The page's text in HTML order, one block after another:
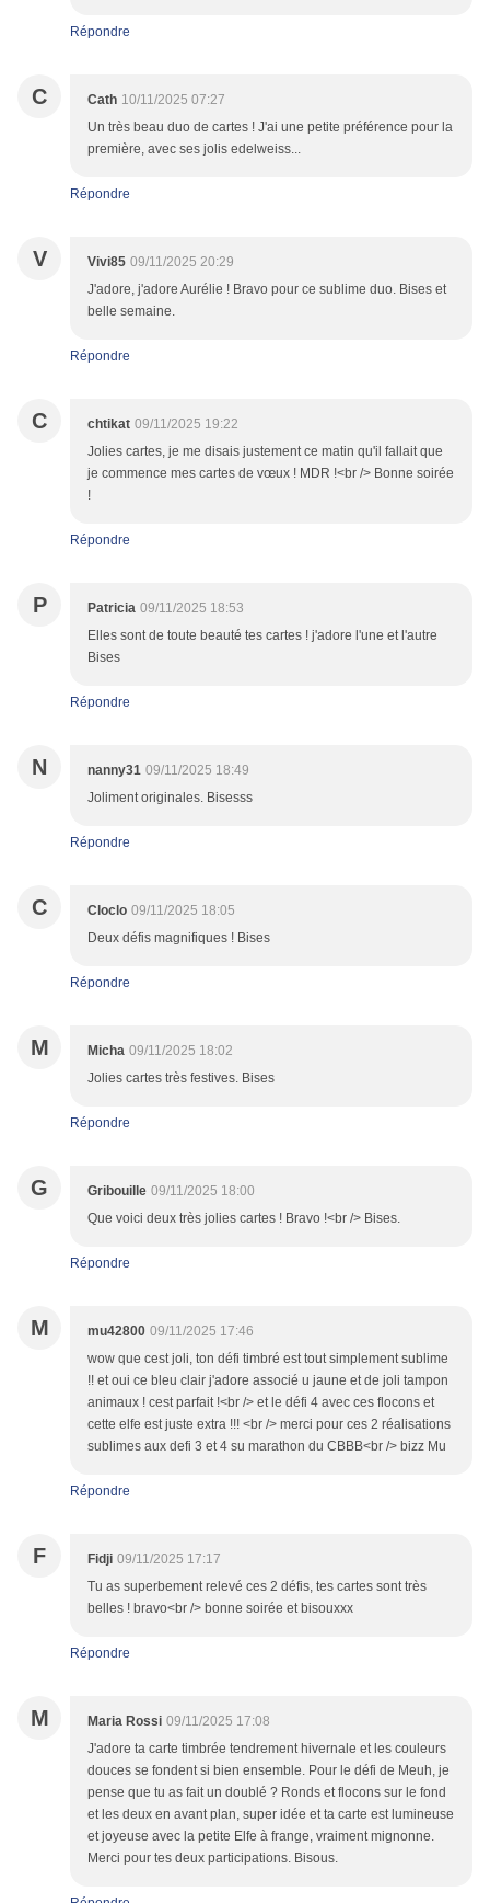
Répondre
C Cath 10/11/2025 07:27
Un très beau duo de cartes ! J'ai une petite préférence pour la
première, avec ses jolis edelweiss...
Répondre
V Vivi85 09/11/2025 20:29
J'adore, j'adore Aurélie ! Bravo pour ce sublime duo. Bises et
belle semaine.
Répondre
C chtikat 09/11/2025 19:22
Jolies cartes, je me disais justement ce matin qu'il fallait que
je commence mes cartes de vœux ! MDR !<br /> Bonne soirée
!
Répondre
P Patricia 09/11/2025 18:53
Elles sont de toute beauté tes cartes ! j'adore l'une et l'autre
Bises
Répondre
N nanny31 09/11/2025 18:49
Joliment originales. Bisesss
Répondre
C Cloclo 09/11/2025 18:05
Deux défis magnifiques ! Bises
Répondre
M Micha 09/11/2025 18:02
Jolies cartes très festives. Bises
Répondre
G Gribouille 09/11/2025 18:00
Que voici deux très jolies cartes ! Bravo !<br /> Bises.
Répondre
M mu42800 09/11/2025 17:46
wow que cest joli, ton défi timbré est tout simplement sublime
!! et oui ce bleu clair j'adore associé u jaune et de joli tampon
animaux ! cest parfait !<br /> et le défi 4 avec ces flocons et
cette elfe est juste extra !!! <br /> merci pour ces 2 réalisations
sublimes aux defi 3 et 4 su marathon du CBBB<br /> bizz Mu
Répondre
F Fidji 09/11/2025 17:17
Tu as superbement relevé ces 2 défis, tes cartes sont très
belles ! bravo<br /> bonne soirée et bisouxxx
Répondre
M Maria Rossi 09/11/2025 17:08
J'adore ta carte timbrée tendrement hivernale et les couleurs
douces se fondent si bien ensemble. Pour le défi de Meuh, je
pense que tu as fait un doublé ? Ronds et flocons sur le fond
et les deux en avant plan, super idée et ta carte est lumineuse
et joyeuse avec la petite Elfe à frange, vraiment mignonne.
Merci pour tes deux participations. Bisous.